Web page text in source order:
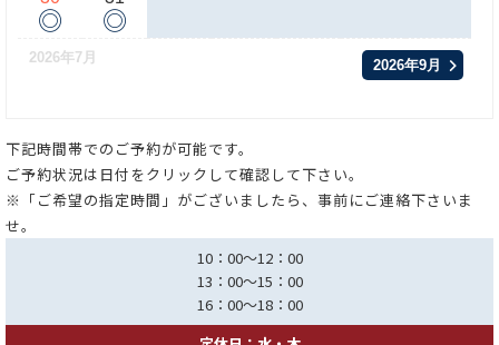
◎ ◎
2026年7月 2026年9月
下記時間帯でのご予約が可能です。
ご予約状況は日付をクリックして確認して下さい。
※「ご希望の指定時間」がございましたら、事前にご連絡下さいま
せ。
10：00～12：00
13：00～15：00
16：00～18：00